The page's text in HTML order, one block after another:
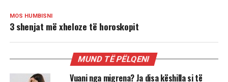
MOS HUMBISNI
3 shenjat më xheloze të horoskopit
MUND TË PËLQENI
Vuani nga migrena? Ja disa këshilla si të